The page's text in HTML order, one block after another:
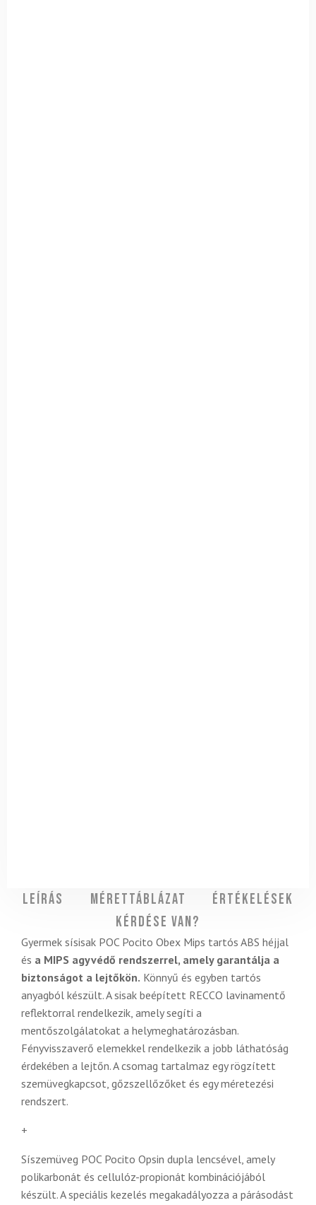
Leírás Mérettáblázat
Értékelések
Kérdése van?
Gyermek sísisak POC Pocito Obex Mips tartós ABS héjjal
és a MIPS agyvédő rendszerrel, amely garantálja a
biztonságot a lejtőkön. Könnyű és egyben tartós
anyagból készült. A sisak beépített RECCO lavinamentő
reflektorral rendelkezik, amely segíti a
mentőszolgálatokat a helymeghatározásban.
Fényvisszaverő elemekkel rendelkezik a jobb láthatóság
érdekében a lejtőn. A csomag tartalmaz egy rögzített
szemüvegkapcsot, gőzszellőzőket és egy méretezési
rendszert.
+
Síszemüveg POC Pocito Opsin dupla lencsével, amely
polikarbonát és cellulóz-propionát kombinációjából
készült. A speciális kezelés megakadályozza a párásodást